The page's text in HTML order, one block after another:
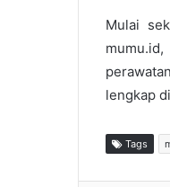
Mulai
lengkap
Tags